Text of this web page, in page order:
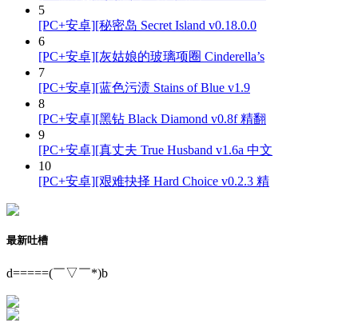
5
[PC+安卓][秘密岛 Secret Island v0.18.0.0
6
[PC+安卓][灰姑娘的玻璃项圈 Cinderella’s
7
[PC+安卓][蓝色污渍 Stains of Blue v1.9
8
[PC+安卓][黑钻 Black Diamond v0.8f 精翻
9
[PC+安卓][真丈夫 True Husband v1.6a 中文
10
[PC+安卓][艰难抉择 Hard Choice v0.2.3 精
最新吐槽
d=====(￣▽￣*)b